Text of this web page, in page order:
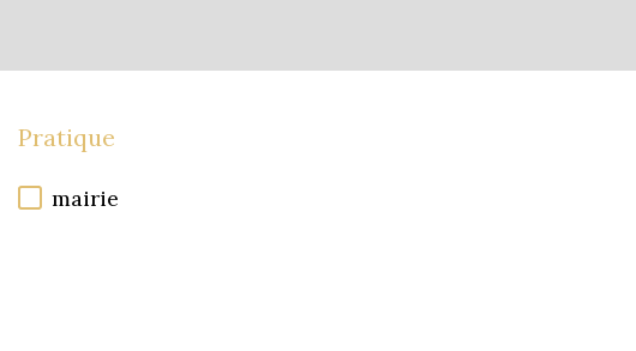
Pratique
mairie